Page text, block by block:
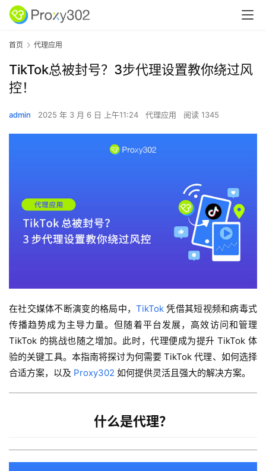
首页 代理应用
TikTok总被封号？3步代理设置教你绕过风
控！
admin 2025 年 3 月 6 日 上午11:24 代理应用 阅读 1345
在社交媒体不断演变的格局中，TikTok 凭借其短视频和病毒式
传播趋势成为主导力量。但随着平台发展，高效访问和管理
TikTok 的挑战也随之增加。此时，代理便成为提升 TikTok 体
验的关键工具。本指南将探讨为何需要 TikTok 代理、如何选择
合适方案，以及 Proxy302 如何提供灵活且强大的解决方案。
什么是代理？